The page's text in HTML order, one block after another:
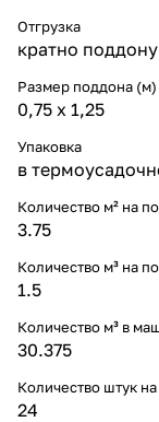
Отгрузка
кратно поддону
Размер поддона (м)
0,75 x 1,25
Упаковка
в
Количество м² на
3.75
Количество м³ на
1.5
Количество м³ в
30.375
Количество штук
24